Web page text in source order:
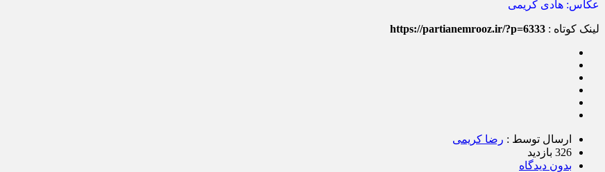
عکاس: هادی کریمی
لینک کوتاه : https://partianemrooz.ir/?p=6333
ارسال توسط : رضا کریمی
326 بازدید
بدون دیدگاه